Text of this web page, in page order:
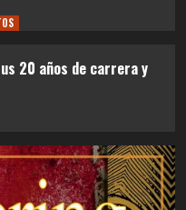
20 años de carrera y